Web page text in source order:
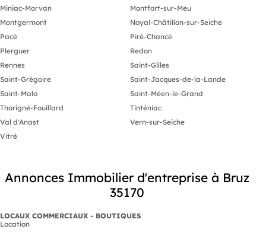
Miniac-Morvan
Montfort-sur-Meu
Montgermont
Noyal-Châtillon-sur-Seiche
Pacé
Piré-Chancé
Plerguer
Redon
Rennes
Saint-Gilles
Saint-Grégoire
Saint-Jacques-de-la-Lande
Saint-Malo
Saint-Méen-le-Grand
Thorigné-Fouillard
Tinténiac
Val d'Anast
Vern-sur-Seiche
Vitré
Annonces Immobilier d'entreprise à Bruz
35170
LOCAUX COMMERCIAUX - BOUTIQUES
Location